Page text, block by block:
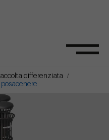
differenziata